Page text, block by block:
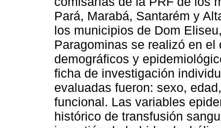
Pará, Marabá, Santarém y
los municipios de Dom
Paragominas se realizó en
demográficos y
ficha de investigación
evaluadas fueron: sexo,
funcional. Las variables
histórico de transfusión